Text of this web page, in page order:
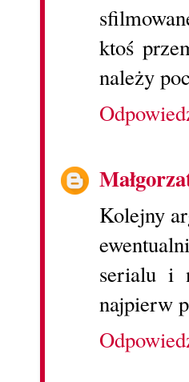
ktoś
należy
Kolejny
serialu i
najpierw